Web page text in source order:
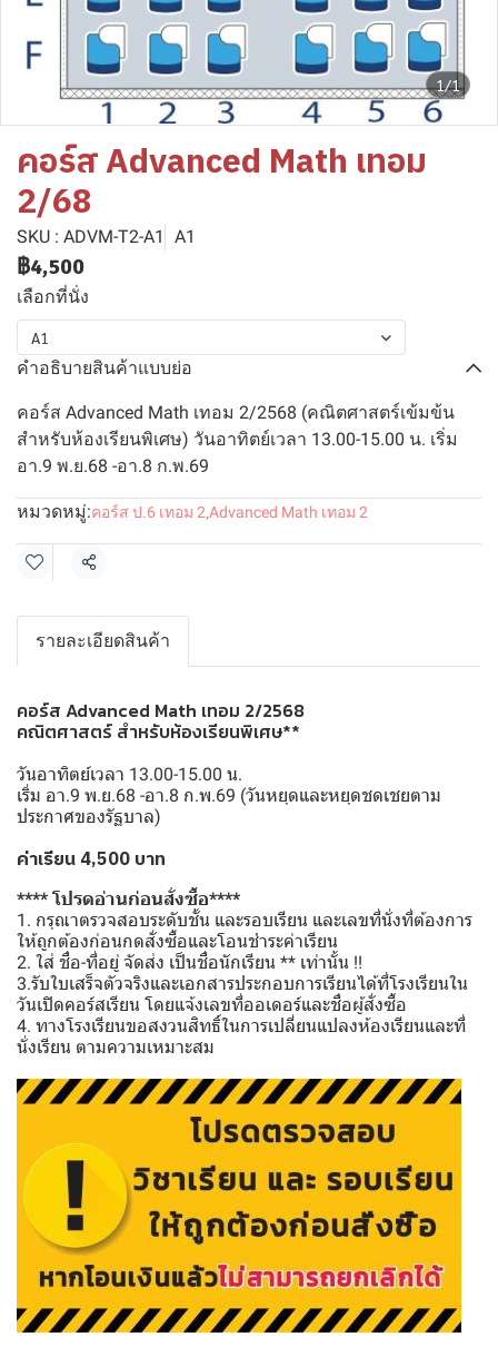
1/1
คอร์ส Advanced Math เทอม
2/68
SKU : ADVM-T2-A1 A1
฿4,500
เลือกที่นั่ง
A1
คำอธิบายสินค้าแบบย่อ
คอร์ส Advanced Math เทอม 2/2568 (คณิตศาสตร์เข้มข้น
สำหรับห้องเรียนพิเศษ) วันอาทิตย์เวลา 13.00-15.00 น. เริ่ม
อา.9 พ.ย.68 -อา.8 ก.พ.69
หมวดหมู่:คอร์ส ป.6 เทอม 2,Advanced Math เทอม 2
แชร์
รายละเอียดสินค้า
คอร์ส Advanced Math เทอม 2/2568
คณิตศาสตร์ สำหรับห้องเรียนพิเศษ**
วันอาทิตย์เวลา 13.00-15.00 น.
เริ่ม อา.9 พ.ย.68 -อา.8 ก.พ.69 (วันหยุดและหยุดชดเชยตาม
ประกาศของรัฐบาล)
ค่าเรียน 4,500 บาท
**** โปรดอ่านก่อนสั่งซื้อ****
1. กรุณาตรวจสอบระดับชั้น และรอบเรียน และเลขที่นั่งที่ต้องการ
ให้ถูกต้องก่อนกดสั่งซื้อและโอนชำระค่าเรียน
2. ใส่ ชื่อ-ที่อยู่ จัดส่ง เป็นชื่อนักเรียน ** เท่านั้น !!
3.รับใบเสร็จตัวจริงและเอกสารประกอบการเรียนได้ที่โรงเรียนใน
วันเปิดคอร์สเรียน โดยแจ้งเลขที่ออเดอร์และชื่อผู้สั่งซื้อ
4. ทางโรงเรียนขอสงวนสิทธิ์ในการเปลี่ยนแปลงห้องเรียนและที่
นั่งเรียน ตามความเหมาะสม